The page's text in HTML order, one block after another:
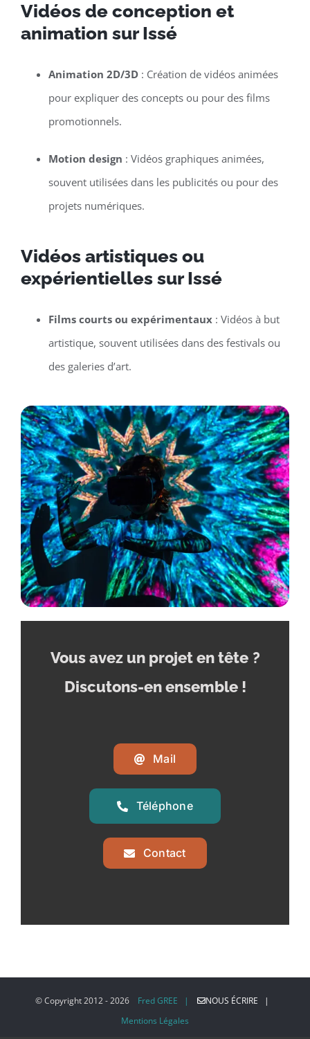
Vidéos de conception et
animation sur Issé
Animation 2D/3D: Création de vidéos animées
pour expliquer des concepts ou pour des films
promotionnels.
Motion design : Vidéos graphiques animées,
souvent utilisées dans les publicités ou pour des
projets numériques.
Vidéos artistiques ou
expérientielles sur Issé
Films courts ou expérimentaux: Vidéos à but
artistique, souvent utilisées dans des festivals ou
des galeries d’art.
Vous avez un projet en tête ?
Discutons-en ensemble !
Mail
Téléphone
Contact
© Copyright 2012 -2026 Fred GREE |
NOUS ÉCRIRE |
Mentions Légales